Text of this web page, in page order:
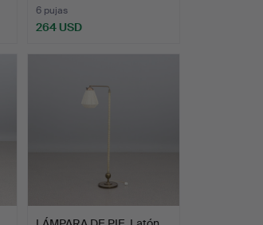
6 pujas
264 USD